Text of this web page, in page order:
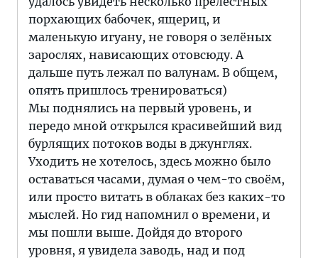
порхающих бабочек, ящериц, и
маленькую игуану, не говоря о зелёных
зарослях, нависающих отовсюду. А
дальше путь лежал по валунам. В общем,
опять пришлось тренироваться)
Мы поднялись на первый уровень, и
передо мной открылся красивейший вид
бурлящих потоков воды в джунглях.
Уходить не хотелось, здесь можно было
оставаться часами, думая о чем-то своём,
или просто витать в облаках без каких-то
мыслей. Но гид напомнил о времени, и
мы пошли выше. Дойдя до второго
уровня, я увидела заводь, над и под